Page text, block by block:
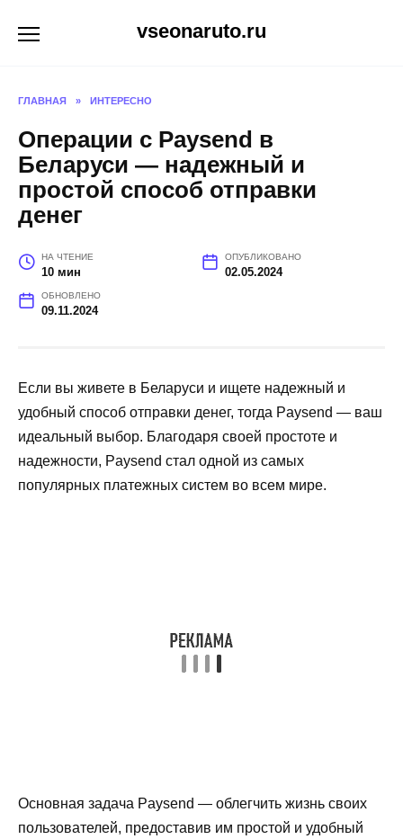
vseonaruto.ru
ГЛАВНАЯ » ИНТЕРЕСНО
Операции с Paysend в
Беларуси — надежный и
простой способ отправки
денег
НА ЧТЕНИЕ
10 мин
ОПУБЛИКОВАНО
02.05.2024
ОБНОВЛЕНО
09.11.2024
Если вы живете в Беларуси и ищете надежный и
удобный способ отправки денег, тогда Paysend — ваш
идеальный выбор. Благодаря своей простоте и
надежности, Paysend стал одной из самых
популярных платежных систем во всем мире.
Основная задача Paysend — облегчить жизнь своих
пользователей, предоставив им простой и удобный